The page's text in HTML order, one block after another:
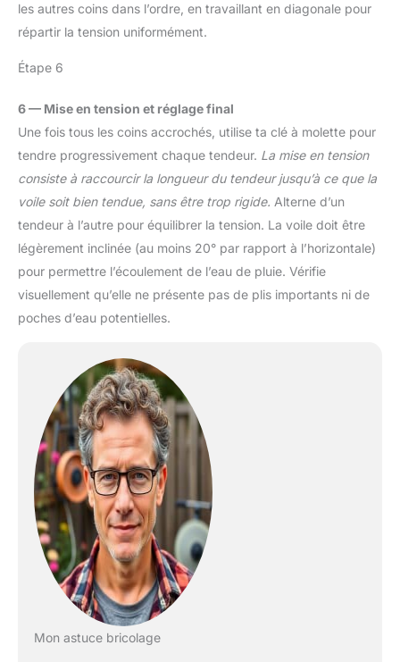
les autres coins dans l’ordre, en travaillant en diagonale pour
répartir la tension uniformément.
Étape 6
6 — Mise en tension et réglage final
Une fois tous les coins accrochés, utilise ta clé à molette pour
tendre progressivement chaque tendeur. La mise en tension
consiste à raccourcir la longueur du tendeur jusqu’à ce que la
voile soit bien tendue, sans être trop rigide. Alterne d’un
tendeur à l’autre pour équilibrer la tension. La voile doit être
légèrement inclinée (au moins 20° par rapport à l’horizontale)
pour permettre l’écoulement de l’eau de pluie. Vérifie
visuellement qu’elle ne présente pas de plis importants ni de
poches d’eau potentielles.
Mon astuce bricolage